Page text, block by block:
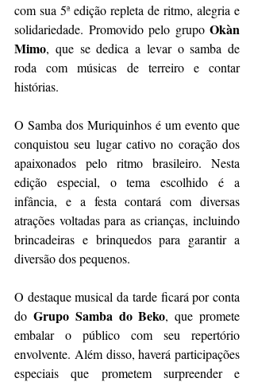
com sua 5ª edição repleta de ritmo, alegria e
solidariedade. Promovido pelo grupo Okàn
Mimo, que se dedica a levar o samba de
roda com músicas de terreiro e contar
histórias.
O Samba dos Muriquinhos é um evento que
conquistou seu lugar cativo no coração dos
apaixonados pelo ritmo brasileiro. Nesta
edição especial, o tema escolhido é a
infância, e a festa contará com diversas
atrações voltadas para as crianças, incluindo
brincadeiras e brinquedos para garantir a
diversão dos pequenos.
O destaque musical da tarde ficará por conta
do Grupo Samba do Beko, que promete
embalar o público com seu repertório
envolvente. Além disso, haverá participações
especiais que prometem surpreender e